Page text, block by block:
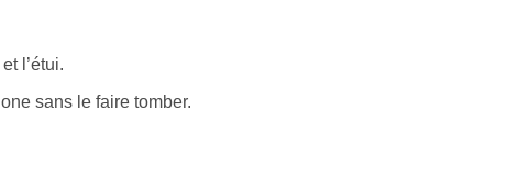
l’étui.
sans le faire tomber.